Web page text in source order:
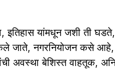
इतिहास यांमधून जशी ती
जाते, नगरनियोजन कसे आहे,
अवस्था बेशिस्त वाहतूक,